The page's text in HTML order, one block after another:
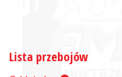
Lista przebojów